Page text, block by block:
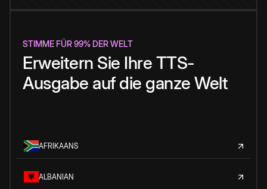
STIMME FÜR 99% DER WELT
Erweitern Sie Ihre TTS-
Ausgabe auf die ganze Welt
AFRIKAANS
ALBANIAN